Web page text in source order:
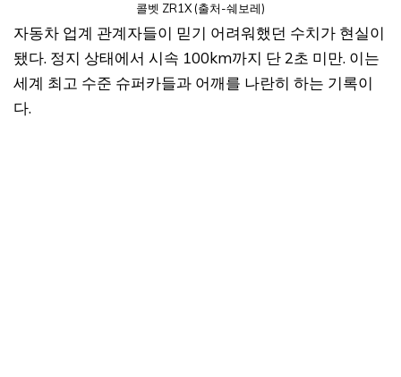
콜벳 ZR1X (출처-쉐보레)
자동차 업계 관계자들이 믿기 어려워했던 수치가 현실이
됐다. 정지 상태에서 시속 100km까지 단 2초 미만. 이는
세계 최고 수준 슈퍼카들과 어깨를 나란히 하는 기록이
다.